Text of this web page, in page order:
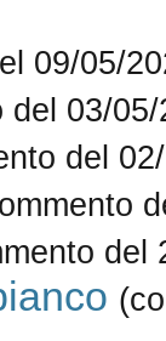
09/05/
del 03/
del
del